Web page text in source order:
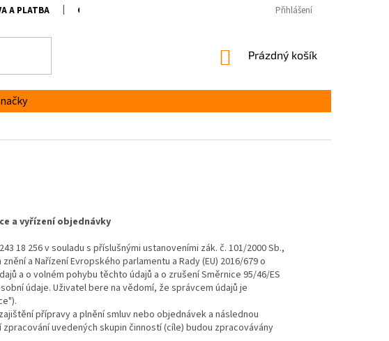
A PLATBA COOKIES Přihlášení
NÁKUPNÍ
Prázdný košík
a vyřízení objednávky
18 256 v souladu s příslušnými ustanoveními zák. č. 101/2000 Sb.,
a Nařízení Evropského parlamentu a Rady (EU) 2016/679 o
a o volném pohybu těchto údajů a o zrušení Směrnice 95/46/ES
údaje. Uživatel bere na vědomí, že správcem údajů je
přípravy a plnění smluv nebo objednávek a následnou
uvedených skupin činností (cíle) budou zpracovávány